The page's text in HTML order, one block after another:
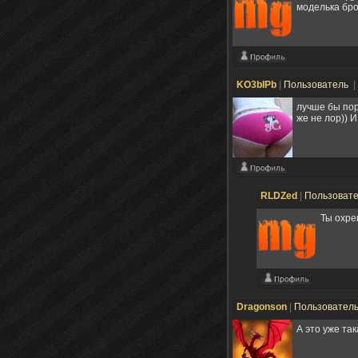
моделька
KO3bIPb Пользователь
лучше бы
же не лор))
RLDZed
Ты
Dragonson
А это уже